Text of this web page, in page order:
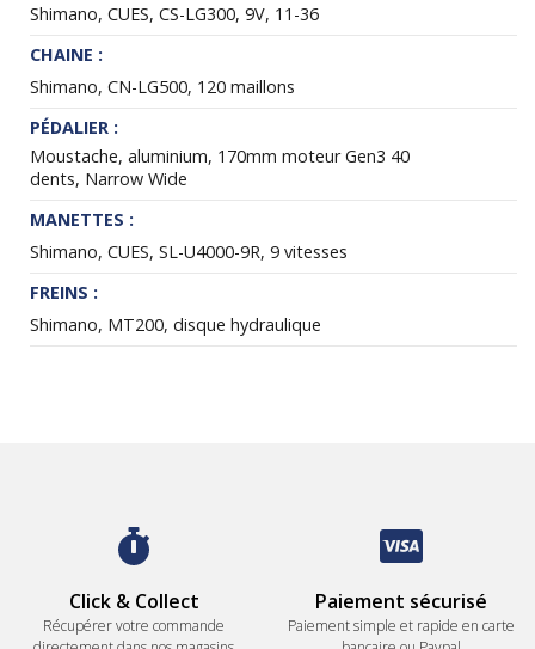
Shimano, CUES, CS-LG300, 9V, 11-36
CHAINE :
Shimano, CN-LG500, 120 maillons
PÉDALIER :
Moustache, aluminium, 170mm moteur Gen3 40
dents, Narrow Wide
MANETTES :
Shimano, CUES, SL-U4000-9R, 9 vitesses
FREINS :
Shimano, MT200, disque hydraulique
Click & Collect
Récupérer votre commande
Paiement sécurisé
Paiement simple et rapide en carte